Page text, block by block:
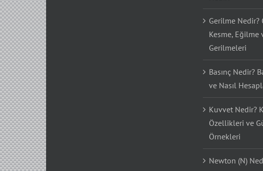
Nedir?
Gerilme Nedir?
Gerilmeleri
Basınç Nedir?
ve Nasıl
Kuvvet Nedir?
Örnekleri